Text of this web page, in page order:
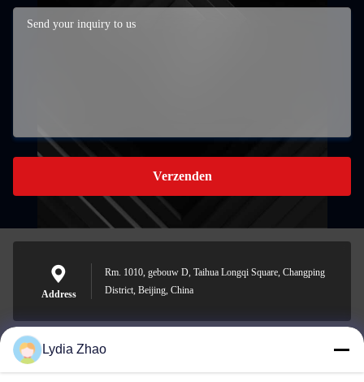
Verzenden
Address
Rm. 1010, gebouw D, Taihua Longqi Square, Changping
District, Beijing, China
jesingd@vip.sina.com
Lydia Zhao